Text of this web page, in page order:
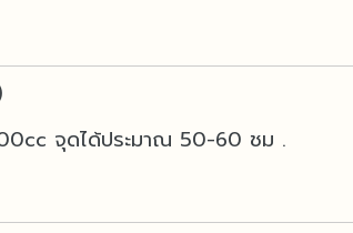
จุดได้ประมาณ 50-60 ชม .